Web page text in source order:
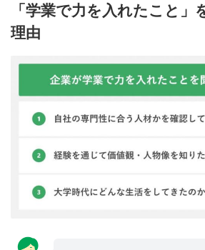
「学業で力を入れたこと」
理由